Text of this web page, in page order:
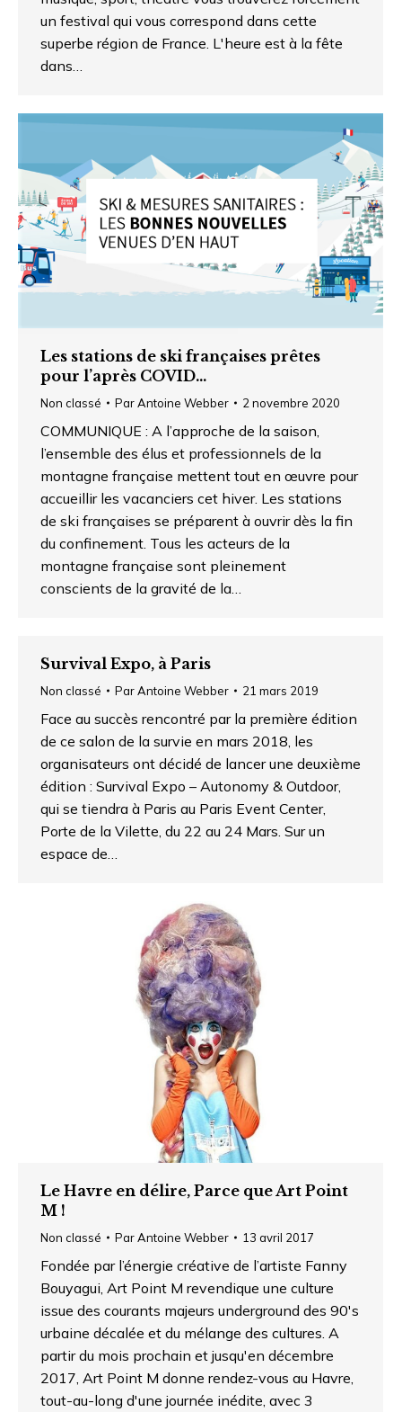
un festival qui vous correspond dans cette
superbe région de France. L'heure est à la fête
dans…
Les stations de ski françaises prêtes
pour l’après COVID…
Non classé ParAntoine Webber 2 novembre 2020
COMMUNIQUE : A l’approche de la saison,
l’ensemble des élus et professionnels de la
montagne française mettent tout en œuvre pour
accueillir les vacanciers cet hiver. Les stations
de ski françaises se préparent à ouvrir dès la fin
du confinement. Tous les acteurs de la
montagne française sont pleinement
conscients de la gravité de la…
Survival Expo, à Paris
Non classé ParAntoine Webber 21 mars 2019
Face au succès rencontré par la première édition
de ce salon de la survie en mars 2018, les
organisateurs ont décidé de lancer une deuxième
édition : Survival Expo – Autonomy & Outdoor,
qui se tiendra à Paris au Paris Event Center,
Porte de la Vilette, du 22 au 24 Mars. Sur un
espace de…
Le Havre en délire, Parce que Art Point
M !
Non classé ParAntoine Webber 13 avril 2017
Fondée par l’énergie créative de l’artiste Fanny
Bouyagui, Art Point M revendique une culture
issue des courants majeurs underground des 90's
urbaine décalée et du mélange des cultures. A
partir du mois prochain et jusqu'en décembre
2017, Art Point M donne rendez-vous au Havre,
tout-au-long d'une journée inédite, avec 3